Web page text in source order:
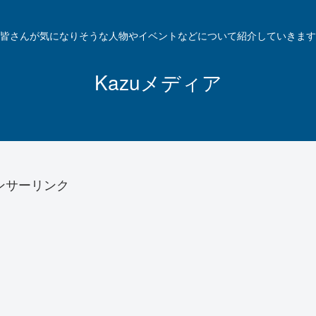
さんが気になりそうな人物やイベントなどについて紹介していきま
Kazuメディア
サーリンク